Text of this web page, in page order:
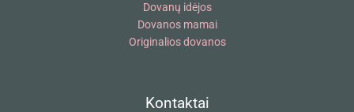
Dovanų idėjos
Dovanos mamai
Originalios dovanos
Kontaktai